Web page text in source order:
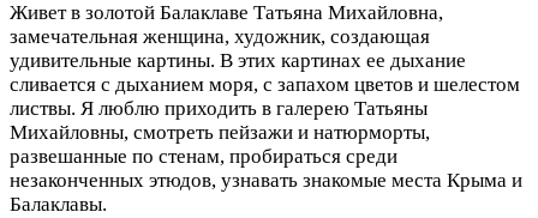
Живет в золотой Балаклаве Татьяна Михайловна,
замечательная женщина, художник, создающая
удивительные картины. В этих картинах ее дыхание
сливается с дыханием моря, с запахом цветов и шелестом
листвы. Я люблю приходить в галерею Татьяны
Михайловны, смотреть пейзажи и натюрморты,
развешанные по стенам, пробираться среди
незаконченных этюдов, узнавать знакомые места Крыма и
Балаклавы.